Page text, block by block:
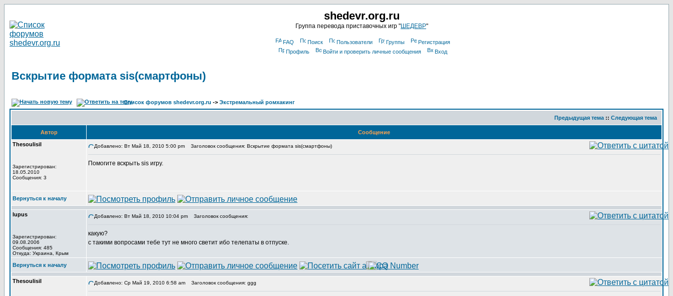
shedevr.org.ru
Группа перевода приставочных игр "ШЕДЕВР"
FAQ Поиск Пользователи Группы
Регистрация
Профиль
Войти и проверить личные сообщения Вход
Вскрытие формата sis(смартфоны)
Список форумов shedevr.org.ru -> Экстремальный ромхакинг
Предыдущая тема :: Следующая тема
Автор
Сообщение
Thesoulisil
Зарегистрирован:
18.05.2010
Сообщения: 3
Добавлено: Вт Май 18, 2010 5:00 pm Заголовок сообщения: Вскрытие формата sis(смартфоны)
Помогите вскрыть sis игру.
Вернуться к началу
lupus
Зарегистрирован:
09.08.2006
Сообщения: 485
Откуда: Украина, Крым
Добавлено: Вт Май 18, 2010 10:04 pm Заголовок сообщения:
какую?
с такими вопросами тебе тут не много светит ибо телепаты в отпуске.
Вернуться к началу
Thesoulisil Добавлено: Ср Май 19, 2010 6:58 am Заголовок сообщения: ggg